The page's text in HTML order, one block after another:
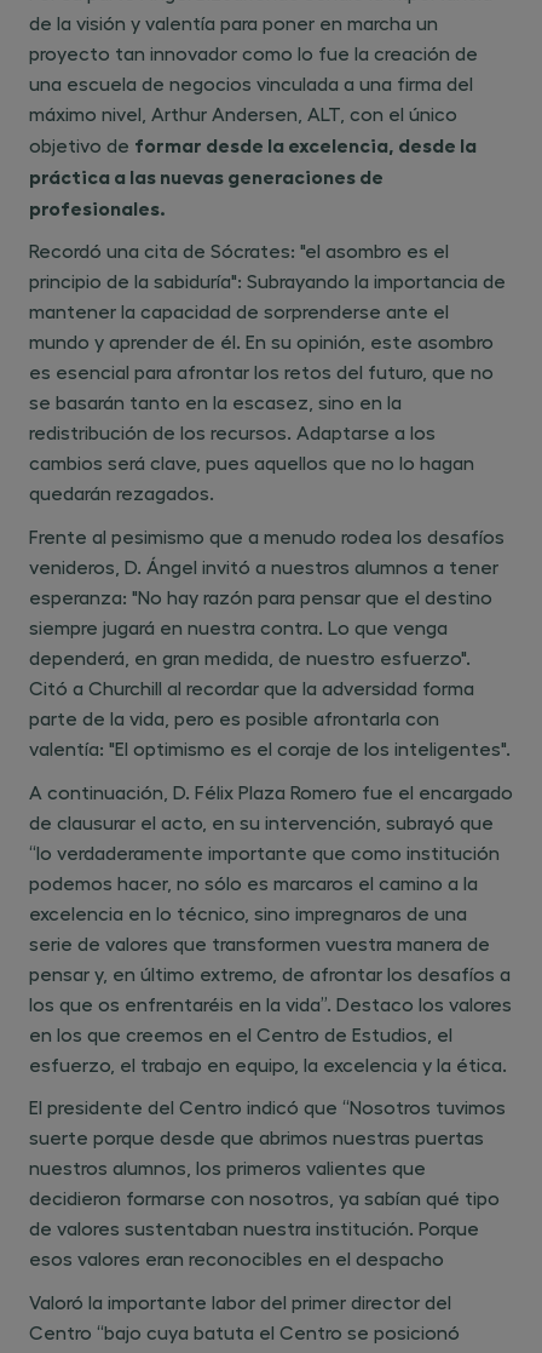
de la visión y valentía para poner en marcha un
proyecto tan innovador como lo fue la creación de
una escuela de negocios vinculada a una firma del
máximo nivel, Arthur Andersen, ALT, con el único
objetivo de ​ formar desde la excelencia, desde la
práctica a las nuevas generaciones de
profesionales.
Recordó una cita de Sócrates: "el asombro es el
principio de la sabiduría": Subrayando la importancia de
mantener la capacidad de sorprenderse ante el
mundo y aprender de él. En su opinión, este asombro
es esencial para afrontar los retos del futuro, que no
se basarán tanto en la escasez, sino en la
redistribución de los recursos. Adaptarse a los
cambios será clave, pues aquellos que no lo hagan
quedarán rezagados.
Frente al pesimismo que a menudo rodea los desafíos
venideros, D. Ángel invitó a nuestros alumnos a tener
esperanza: "No hay razón para pensar que el destino
siempre jugará en nuestra contra. Lo que venga
dependerá, en gran medida, de nuestro esfuerzo".
Citó a Churchill al recordar que la adversidad forma
parte de la vida, pero es posible afrontarla con
valentía: "El optimismo es el coraje de los inteligentes".
A continuación, D. Félix Plaza Romero fue el encargado
de clausurar el acto, en su intervención, subrayó que
“lo verdaderamente importante que como institución
podemos hacer, no sólo es marcaros el camino a la
excelencia en lo técnico, sino impregnaros de una
serie de valores que transformen vuestra manera de
pensar y, en último extremo, de afrontar los desafíos a
los que os enfrentaréis en la vida”. Destaco los valores
en los que creemos en el Centro de Estudios, el
esfuerzo, el trabajo en equipo, la excelencia y la ética.
El presidente del Centro indicó que “Nosotros tuvimos
suerte porque desde que abrimos nuestras puertas
nuestros alumnos, los primeros valientes que
decidieron formarse con nosotros, ya sabían qué tipo
de valores sustentaban nuestra institución. Porque
esos valores eran reconocibles en el despacho
Valoró la importante labor del primer director del
Centro “bajo cuya batuta el Centro se posicionó